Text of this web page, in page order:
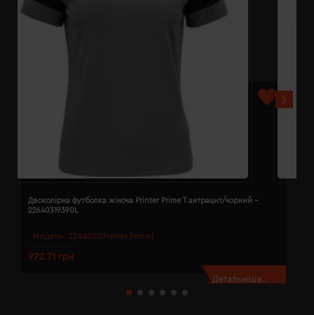
Модель: 2264031(Printer Prime)
Двоколірна футболка жіноча Printer Prime T антрацит/чорний -
22640319390L
972.71 грн
Детальніше...